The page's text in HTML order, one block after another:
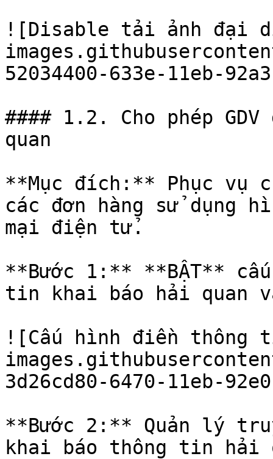
![Disable tải ảnh đại
52034400-633e-11eb-
#### 1.2. Cho phép
quan
**Mục đích:** Phục vụ
các đơn hàng sử dụng
mại điện tử.
**Bước 1:** **BẬT**
tin khai báo hải quan
![Cấu hình điền
3d26cd80-6470-11eb-
**Bước 2:** Quản lý
khai báo thông tin hải